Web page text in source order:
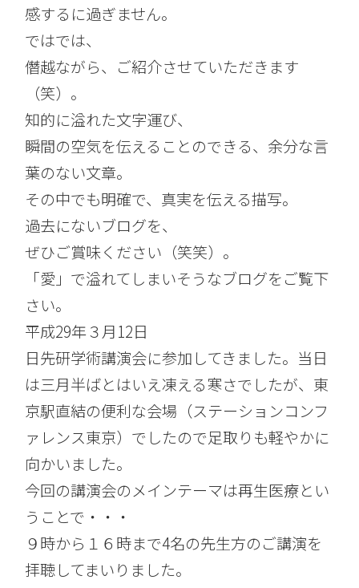
感するに過ぎません。
ではでは、
僭越ながら、ご紹介させていただきます
（笑）。
知的に溢れた文字運び、
瞬間の空気を伝えることのできる、余分な言
葉のない文章。
その中でも明確で、真実を伝える描写。
過去にないブログを、
ぜひご賞味ください（笑笑）。
「愛」で溢れてしまいそうなブログをご覧下
さい。
平成29年３月12日
日先研学術講演会に参加してきました。当日
は三月半ばとはいえ凍える寒さでしたが、東
京駅直結の便利な会場（ステーションコンフ
ァレンス東京）でしたので足取りも軽やかに
向かいました。
今回の講演会のメインテーマは再生医療とい
うことで・・・
９時から１６時まで4名の先生方のご講演を
拝聴してまいりました。